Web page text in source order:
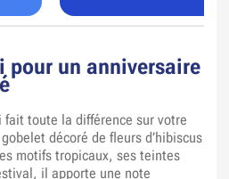
pour un anniversaire
fait toute la différence sur votre
décoré de fleurs d’hibiscus
motifs tropicaux, ses teintes
il apporte une note